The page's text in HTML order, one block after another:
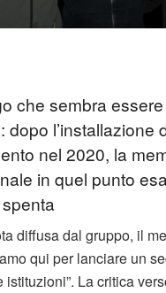
che sembra
dopo l’installazione
nel 2020, la
in quel punto
diffusa dal gruppo, il
qui per lanciare un
istituzioni”. La critica